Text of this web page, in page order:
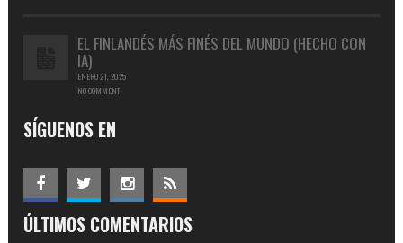
EL FINLANDÉS MÁS FINÉS DEL MUNDO (HECHO CON
IA)
ENERO 21, 2025
NO COMMENT
SÍGUENOS EN
ÚLTIMOS COMENTARIOS